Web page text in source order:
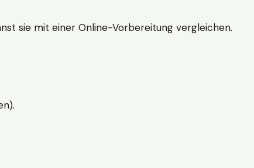
sie mit einer Online-Vorbereitung vergleichen.